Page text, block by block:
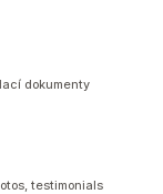
dokumenty
testimonials